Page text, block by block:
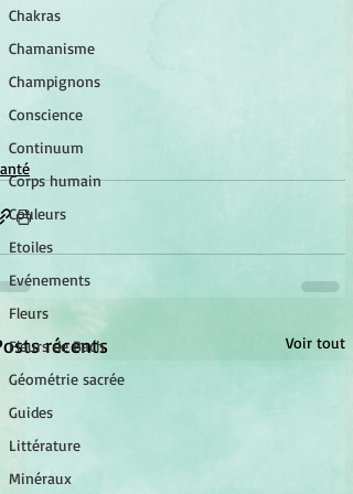
Chakras
Chamanisme
Champignons
Conscience
Continuum
Corps humain
Couleurs
Etoiles
Evénements
Fleurs
Fleurs de Bach
Géométrie sacrée
Guides
Littérature
Minéraux
récents Voir tout